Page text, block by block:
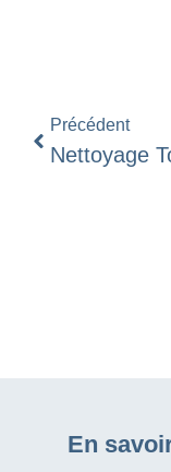
Précédent
En